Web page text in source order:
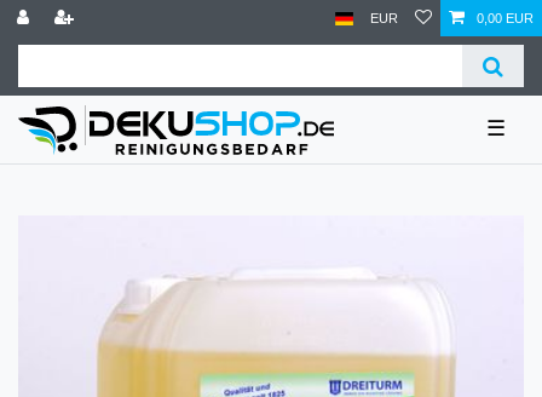
EUR 0,00 EUR
☰